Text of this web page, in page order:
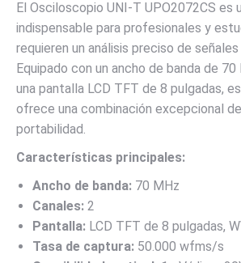
El Osciloscopio UNI-T UPO2072CS es
indispensable para profesionales y
requieren un análisis preciso de
Equipado con un ancho de banda de
una pantalla LCD TFT de 8 pulgadas,
ofrece una combinación excepcional
portabilidad.
Características principales:
Ancho de banda: 70 MHz
Canales: 2
Pantalla: LCD TFT de 8 pulgadas,
Tasa de captura: 50.000 wfms/s